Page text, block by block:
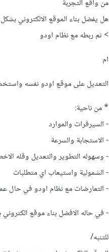
من واقع التجربة
هل يفضل بناء الموقع الالكتروني
> ثم ربطه مع نظام اودو
ام
التعديل على موقع اودو نفسه
* من ناحية:
- السيرفرات والموارد
- الاستجابة والسرعة
- وسهوله التطوير والتعديل وقله
- الشمولية واستيعاب اي متطلبات
- التعارضات مع نظام اودو في حال
- في حاله الافضل بناء موقع
للتنبه/